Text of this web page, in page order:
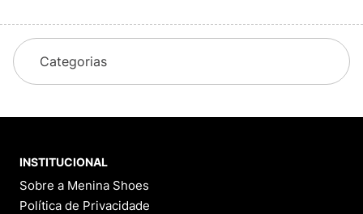
Categorias
INSTITUCIONAL
Sobre a Menina Shoes
Política de Privacidade